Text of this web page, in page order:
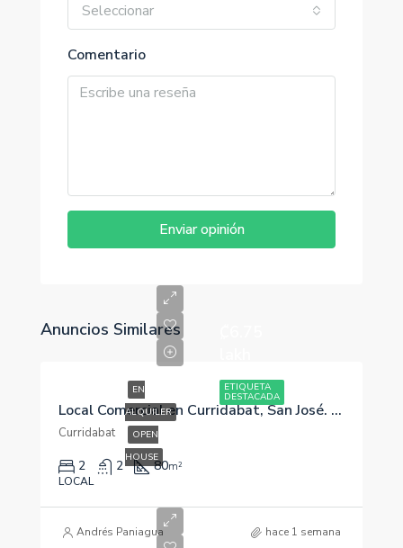
Seleccionar
Comentario
Enviar opinión
Anuncios Similares
ETIQUETA
DESTACADA
EN
ALQUILER
OPEN
HOUSE
Local Comercial en Curridabat, San José. 80m2
Curridabat
2 2 80m²
LOCAL
Andrés Paniagua hace 1 semana